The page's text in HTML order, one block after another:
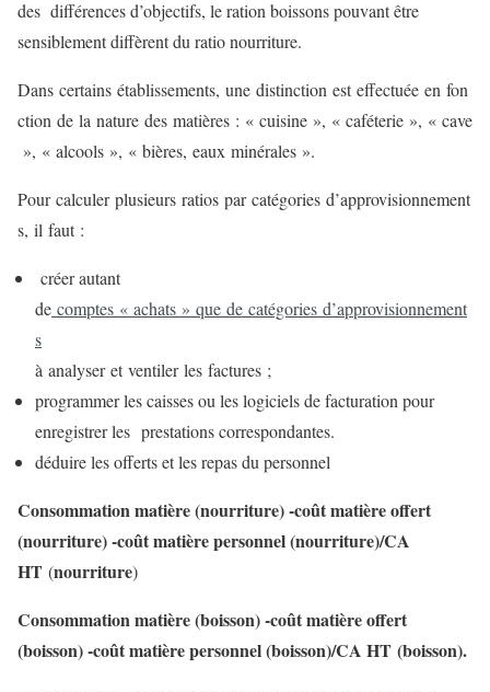
des différences d’objectifs, le ration boissons pouvant être
sensiblement diffèrent du ratio nourriture.
Dans certains établissements, une distinction est effectuée en fon
ction de la nature des matières : « cuisine », « caféterie », « cave
», « alcools », « bières, eaux minérales ».
Pour calculer plusieurs ratios par catégories d’approvisionnement
s, il faut :
créer autant
de comptes « achats » que de catégories d’approvisionnement
s
à analyser et ventiler les factures ;
programmer les caisses ou les logiciels de facturation pour
enregistrer les prestations correspondantes.
déduire les offerts et les repas du personnel
Consommation matière (nourriture) -coût matière offert
(nourriture) -coût matière personnel (nourriture)/CA
HT (nourriture)
Consommation matière (boisson) -coût matière offert
(boisson) -coût matière personnel (boisson)/CA HT (boisson).